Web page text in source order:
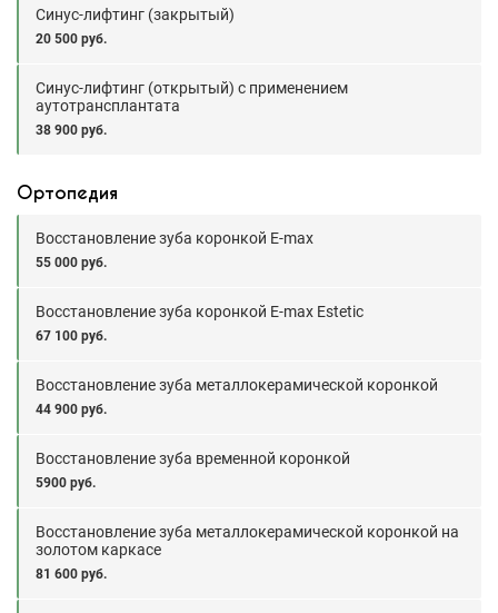
Синус-лифтинг (закрытый)
20 500 руб.
Синус-лифтинг (открытый) с применением
аутотрансплантата
38 900 руб.
Ортопедия
Восстановление зуба коронкой E-max
55 000 руб.
Восстановление зуба коронкой E-max Estetic
67 100 руб.
Восстановление зуба металлокерамической коронкой
44 900 руб.
Восстановление зуба временной коронкой
5900 руб.
Восстановление зуба металлокерамической коронкой на
золотом каркасе
81 600 руб.